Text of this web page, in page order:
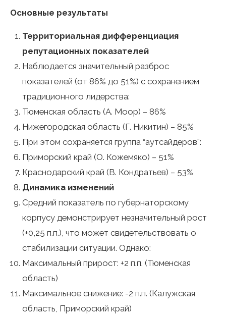
Основные результаты
Территориальная дифференциация
репутационных показателей
Наблюдается значительный разброс
показателей (от 86% до 51%) с сохранением
традиционного лидерства:
Тюменская область (А. Моор) – 86%
Нижегородская область (Г. Никитин) – 85%
При этом сохраняется группа “аутсайдеров”:
Приморский край (О. Кожемяко) – 51%
Краснодарский край (В. Кондратьев) – 53%
Динамика изменений
Средний показатель по губернаторскому
корпусу демонстрирует незначительный рост
(+0,25 п.п.), что может свидетельствовать о
стабилизации ситуации. Однако:
Максимальный прирост: +2 п.п. (Тюменская
область)
Максимальное снижение: -2 п.п. (Калужская
область, Приморский край)